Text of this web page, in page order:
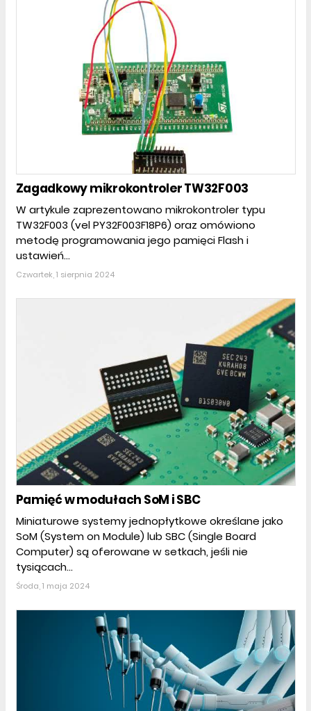
Zagadkowy mikrokontroler TW32F003
W artykule zaprezentowano mikrokontroler typu
TW32F003 (vel PY32F003F18P6) oraz omówiono
metodę programowania jego pamięci Flash i
ustawień...
Czwartek, 1 sierpnia 2024
Pamięć w modułach SoM i SBC
Miniaturowe systemy jednopłytkowe określane jako
SoM (System on Module) lub SBC (Single Board
Computer) są oferowane w setkach, jeśli nie
tysiącach...
Środa, 1 maja 2024